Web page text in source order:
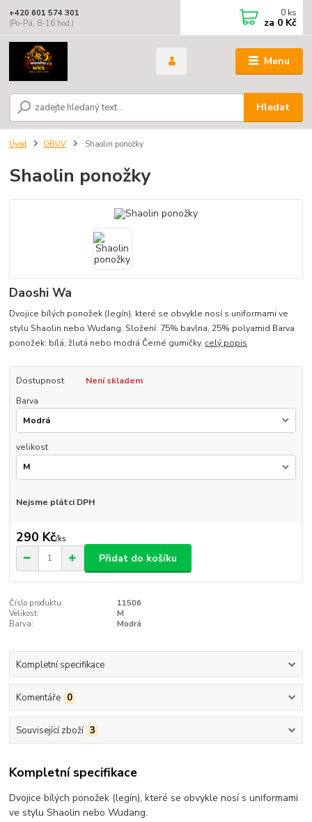
Menu
Hledat
+420 601 574 301
(Po-Pá, 8-16 hod.)
0 ks
za 0 Kč
Úvod OBUV Shaolin ponožky
Shaolin ponožky
Daoshi Wa
Dvojice bílých ponožek (legín), které se obvykle nosí s uniformami ve
stylu Shaolin nebo Wudang. Složení: 75% bavlna, 25% polyamid Barva
ponožek: bílá, žlutá nebo modrá Černé gumičky. celý popis
Dostupnost
Není skladem
Barva
velikost
Nejsme plátci DPH
290 Kč/ks
Přidat do košíku
Číslo produktu:
11506
Velikost:
M
Barva:
Modrá
Kompletní specifikace
Komentáře 0
Související zboží 3
Kompletní specifikace
Dvojice bílých ponožek (legín), které se obvykle nosí s uniformami
ve stylu Shaolin nebo Wudang.